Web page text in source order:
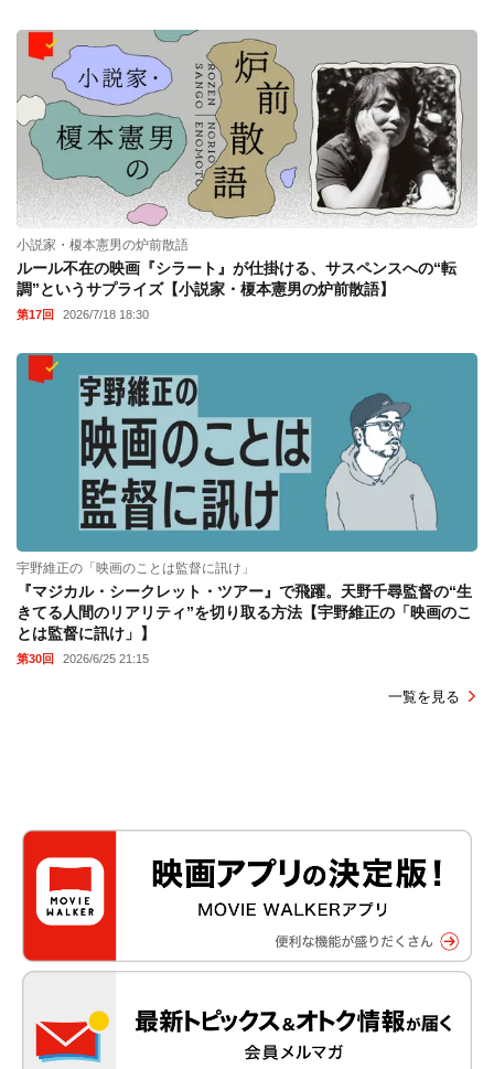
小説家・榎本憲男の炉前散語
ルール不在の映画『シラート』が仕掛ける、サスペンスへの“転
調”というサプライズ【小説家・榎本憲男の炉前散語】
第17回 2026/7/18 18:30
宇野維正の「映画のことは監督に訊け」
『マジカル・シークレット・ツアー』で飛躍。天野千尋監督の“生
きてる人間のリアリティ”を切り取る方法【宇野維正の「映画のこ
とは監督に訊け」】
第30回 2026/6/25 21:15
一覧を見る